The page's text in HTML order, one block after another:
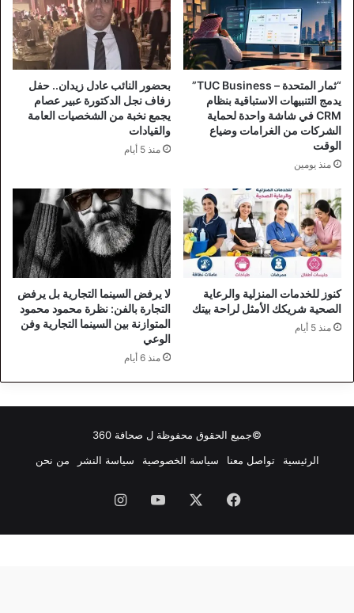
“ثمار المتحدة – TUC Business”
يدمج التنبيهات الاستباقية بنظام
CRM في شاشة واحدة لحماية
الشركات من الغرامات وضياع
الوقت
منذ يومين
بحضور النائب عادل زيدان.. حفل
زفاف نجل الدكتورة عبير عصام
يجمع نخبة من الشخصيات العامة
والقيادات
منذ 5 أيام
كنوز للخدمات المنزلية والرعاية
الصحية شريكك الأمثل لراحة بيتك
منذ 5 أيام
لا يرفض السينما التجارية بل يرفض
التجارة بالفن: نظرة محمود محمود
المتوازنة بين السينما التجارية وفن
الوعي
منذ 6 أيام
©جميع الحقوق محفوظة ل صحافة 360
الرئيسية
تواصل معنا سياسة الخصوصية سياسة النشر من نحن
فيسبوك ‫YouTube